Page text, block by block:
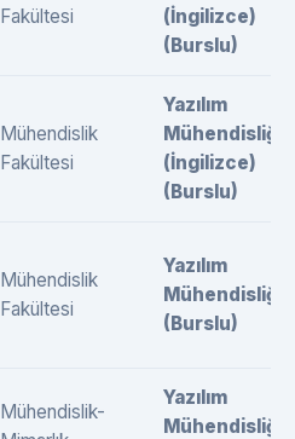
Fakültesi
(İngilizce)
(Burslu)
Mühendislik
Fakültesi
Yazılım
Mühendisliği
(İngilizce)
(Burslu)
Mühendislik
Fakültesi
Yazılım
Mühendisliği
(Burslu)
Mühendislik-
Yazılım
Mühendisliği